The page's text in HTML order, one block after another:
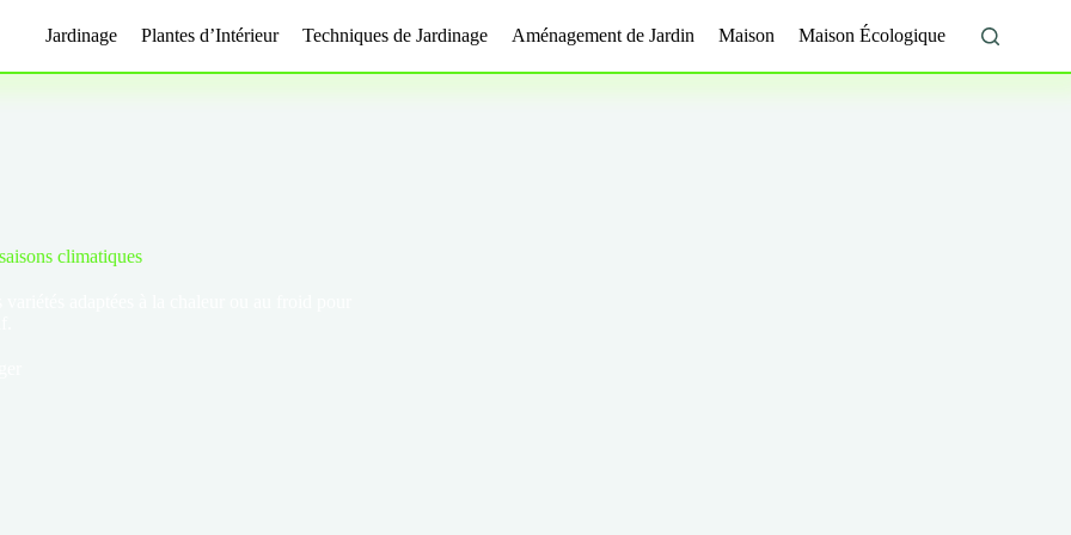
Jardinage Plantes d’Intérieur Techniques de Jardinage Aménagement de Jardin Maison Maison Écologique
climatiques